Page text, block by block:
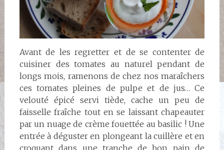
Avant de les regretter et de se contenter de
cuisiner des tomates au naturel pendant de
longs mois, ramenons de chez nos maraîchers
ces tomates pleines de pulpe et de jus… Ce
velouté épicé servi tiède, cache un peu de
faisselle fraîche tout en se laissant chapeauter
par un nuage de crème fouettée au basilic ! Une
entrée à déguster en plongeant la cuillère et en
croquant dans une tranche de bon pain de